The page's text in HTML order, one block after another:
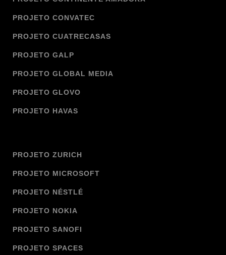
PROJETO CONVATEC
PROJETO CUATRECASAS
PROJETO GALP
PROJETO GLOBAL MEDIA
PROJETO GLOVO
PROJETO HAVAS
PROJETO ZURICH
PROJETO MICROSOFT
PROJETO NÉSTLÉ
PROJETO NOKIA
PROJETO SANOFI
PROJETO SPACES